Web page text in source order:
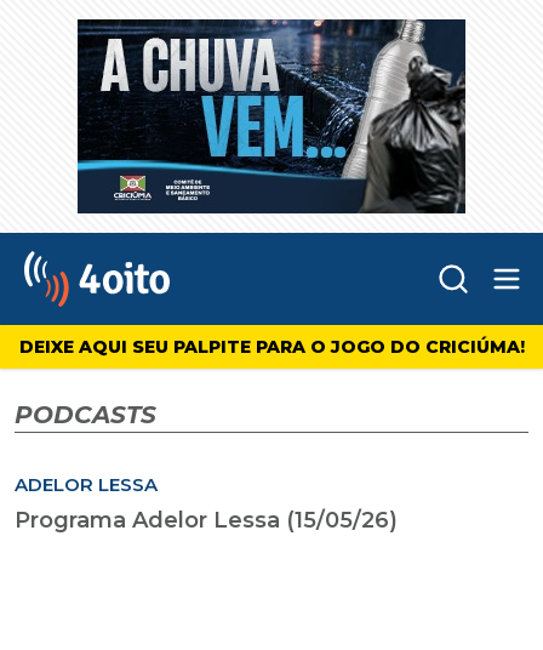
4oito
DEIXE AQUI SEU PALPITE PARA O JOGO DO CRICIÚMA!
PODCASTS
ADELOR LESSA
Programa Adelor Lessa (15/05/26)